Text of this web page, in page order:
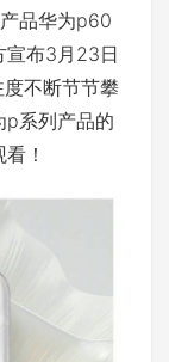
品华为p60
宣布3月23日
不断节节攀
p系列产品的
！